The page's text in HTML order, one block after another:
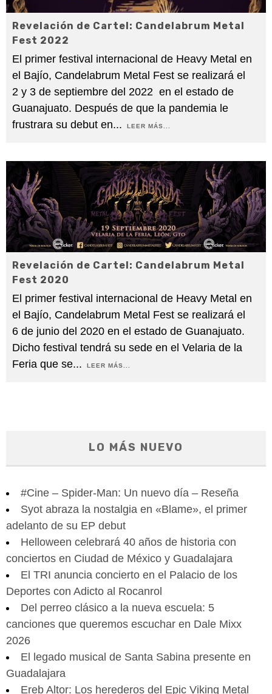
Revelación de Cartel: Candelabrum Metal
Fest 2022
El primer festival internacional de Heavy Metal en
el Bajío, Candelabrum Metal Fest se realizará el
2 y 3 de septiembre del 2022 en el estado de
Guanajuato. Después de que la pandemia le
frustrara su debut en... LEER MÁS...
Revelación de Cartel: Candelabrum Metal
Fest 2020
El primer festival internacional de Heavy Metal en
el Bajío, Candelabrum Metal Fest se realizará el
6 de junio del 2020 en el estado de Guanajuato.
Dicho festival tendrá su sede en el Velaria de la
Feria que se... LEER MÁS...
LO MÁS NUEVO
#Cine – Spider-Man: Un nuevo día – Reseña
Syot abraza la nostalgia en «Blame», el primer
adelanto de su EP debut
Helloween celebrará 40 años de historia con
conciertos en Ciudad de México y Guadalajara
El TRI anuncia concierto en el Palacio de los
Deportes con Adicto al Rocanrol
Del perreo clásico a la nueva escuela: 5
canciones que queremos escuchar en Dale Mixx
2026
El legado musical de Santa Sabina presente en
Guadalajara
Ereb Altor: Los herederos del Epic Viking Metal